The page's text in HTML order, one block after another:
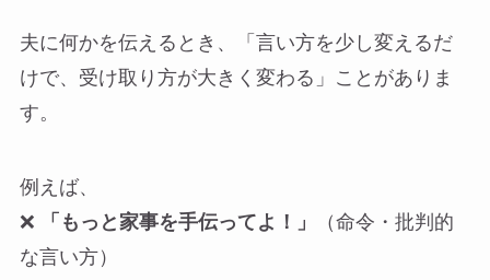
夫に何かを伝えるとき、「言い方を少し変えるだ
けで、受け取り方が大きく変わる」ことがありま
す。
例えば、
❌
「もっと家事を手伝ってよ！」
（命令・批判的
な言い方）